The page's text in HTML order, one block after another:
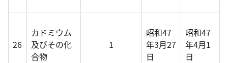
26
カドミウム
及びその化
合物
1
昭和47
年3月27
日
昭和47
年4月1
日